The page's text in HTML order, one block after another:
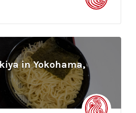
in Yokohama,